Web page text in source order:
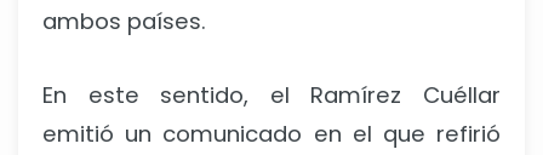
ambos países.
En este sentido, el Ramírez Cuéllar
emitió un comunicado en el que refirió